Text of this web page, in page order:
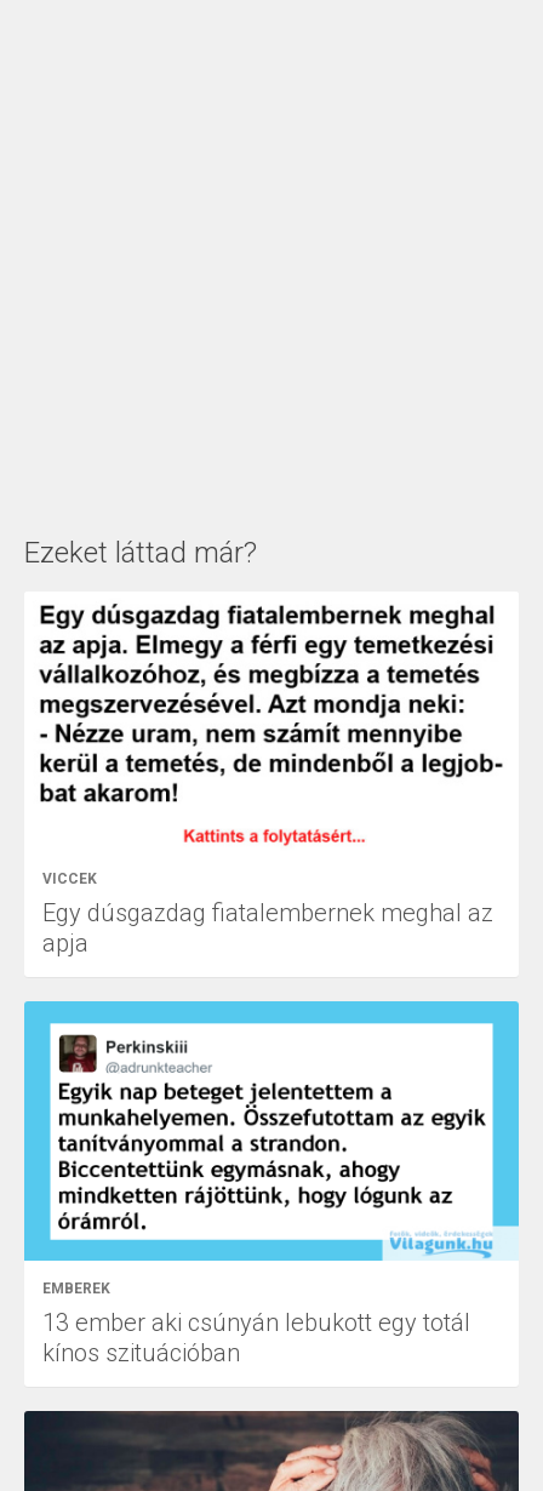
Ezeket láttad már?
VICCEK
Egy dúsgazdag fiatalembernek meghal az
apja
EMBEREK
13 ember aki csúnyán lebukott egy totál
kínos szituációban